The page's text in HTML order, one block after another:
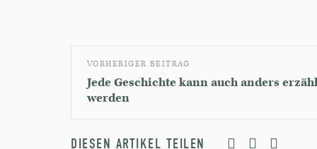
VORHERIGER BEITRAG
Jede Geschichte kann auch anders
werden
DIESEN ARTIKEL TEILEN